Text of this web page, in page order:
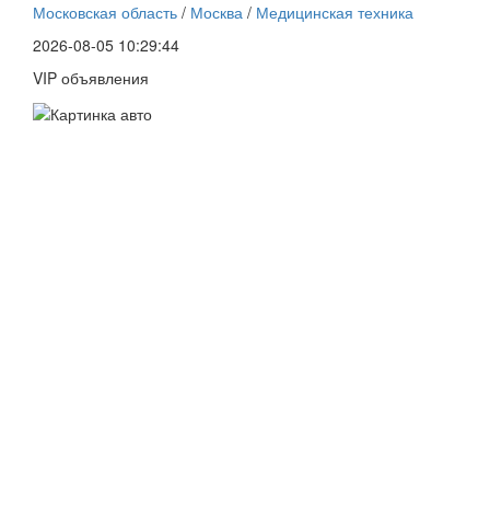
Московская область / Москва / Медицинская техника
2026-08-05 10:29:44
VIP объявления